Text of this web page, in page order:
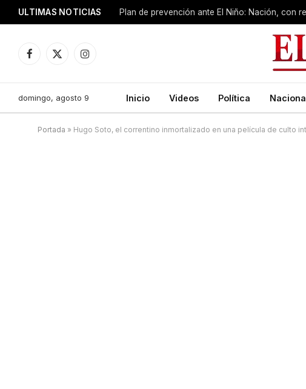
ULTIMAS NOTICIAS Plan de prevención ante El Niño: Nación, con
Facebook
X
Instagram
domingo, agosto 9 Inicio Videos Política
Portada » Hugo Soto, el correntino inmortalizado en una película de culto